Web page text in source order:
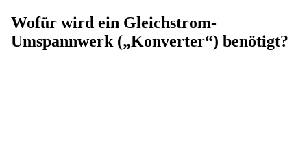
Wofür wird ein Gleichstrom-
Umspannwerk („Konverter“) benötigt?